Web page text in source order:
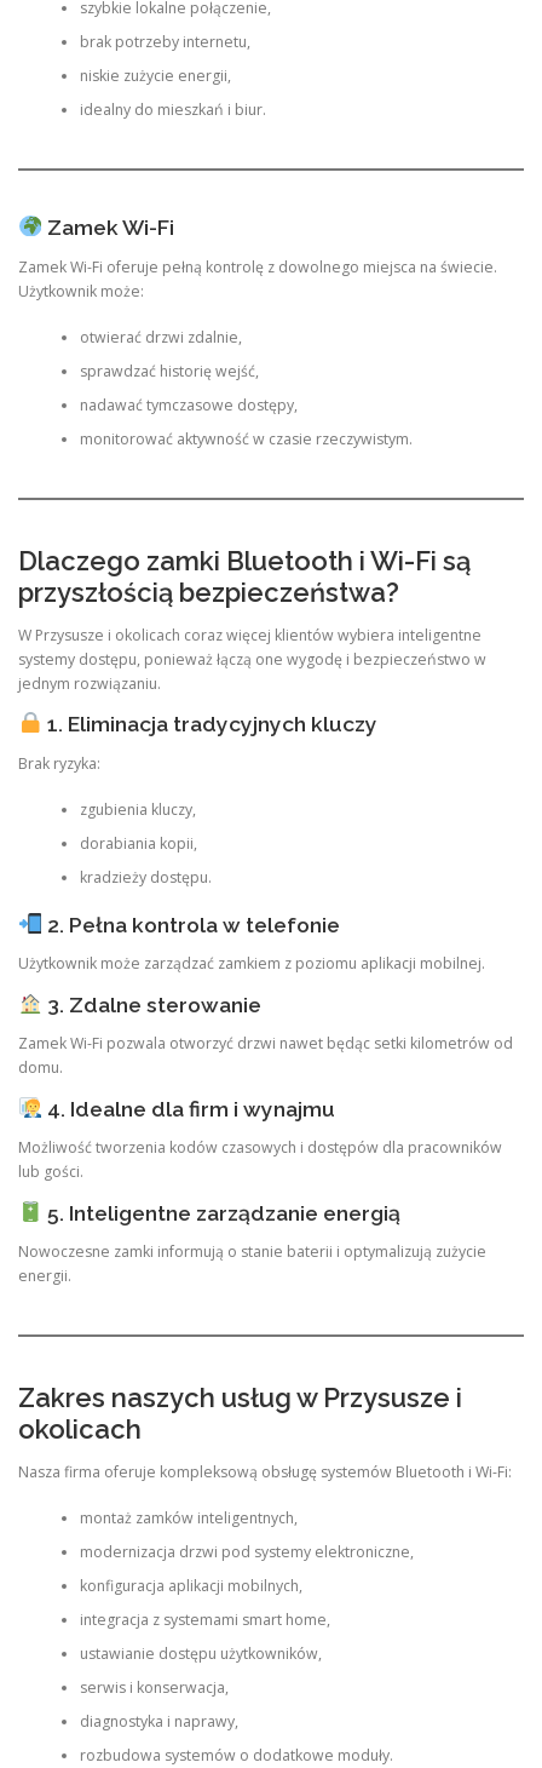
szybkie lokalne połączenie,
brak potrzeby internetu,
niskie zużycie energii,
idealny do mieszkań i biur.
Zamek Wi-Fi
Zamek Wi-Fi oferuje pełną kontrolę z dowolnego miejsca na świecie.
Użytkownik może:
otwierać drzwi zdalnie,
sprawdzać historię wejść,
nadawać tymczasowe dostępy,
monitorować aktywność w czasie rzeczywistym.
Dlaczego zamki Bluetooth i Wi-Fi są
przyszłością bezpieczeństwa?
W Przysusze i okolicach coraz więcej klientów wybiera inteligentne
systemy dostępu, ponieważ łączą one wygodę i bezpieczeństwo w
jednym rozwiązaniu.
1. Eliminacja tradycyjnych kluczy
Brak ryzyka:
zgubienia kluczy,
dorabiania kopii,
kradzieży dostępu.
2. Pełna kontrola w telefonie
Użytkownik może zarządzać zamkiem z poziomu aplikacji mobilnej.
3. Zdalne sterowanie
Zamek Wi-Fi pozwala otworzyć drzwi nawet będąc setki kilometrów od
domu.
4. Idealne dla firm i wynajmu
Możliwość tworzenia kodów czasowych i dostępów dla pracowników
lub gości.
5. Inteligentne zarządzanie energią
Nowoczesne zamki informują o stanie baterii i optymalizują zużycie
energii.
Zakres naszych usług w Przysusze i
okolicach
Nasza firma oferuje kompleksową obsługę systemów Bluetooth i Wi-Fi:
montaż zamków inteligentnych,
modernizacja drzwi pod systemy elektroniczne,
konfiguracja aplikacji mobilnych,
integracja z systemami smart home,
ustawianie dostępu użytkowników,
serwis i konserwacja,
diagnostyka i naprawy,
rozbudowa systemów o dodatkowe moduły.